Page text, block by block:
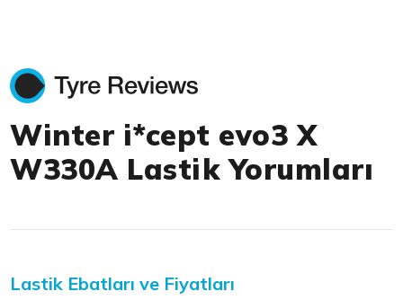
Winter i*cept evo3 X
W330A Lastik Yorumları
Lastik Ebatları ve Fiyatları